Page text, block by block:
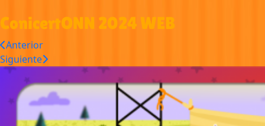
ConicertONN 2024 WEB
Anterior
Siguiente